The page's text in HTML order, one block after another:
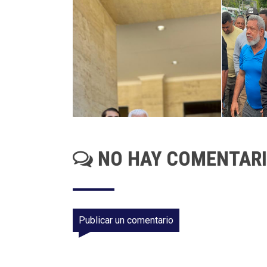
NO HAY
Publicar un comentario